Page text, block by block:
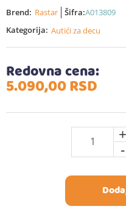
Brend: Rastar Šifra:A013809
Kategorija: Autići za decu
Redovna cena:
5.090,00RSD
+
-